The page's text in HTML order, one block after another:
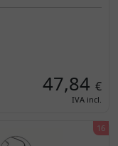
47,84 €
IVA incl.